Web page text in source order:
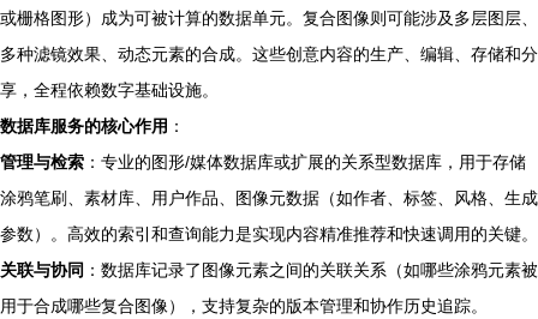
或栅格图形）成为可被计算的数据单元。复合图像则可能涉及多层图层、
多种滤镜效果、动态元素的合成。这些创意内容的生产、编辑、存储和分
享，全程依赖数字基础设施。
数据库服务的核心作用 ：
管理与检索 ：专业的图形/媒体数据库或扩展的关系型数据库，用于存储
涂鸦笔刷、素材库、用户作品、图像元数据（如作者、标签、风格、生成
参数）。高效的索引和查询能力是实现内容精准推荐和快速调用的关键。
关联与协同 ：数据库记录了图像元素之间的关联关系（如哪些涂鸦元素被
用于合成哪些复合图像），支持复杂的版本管理和协作历史追踪。